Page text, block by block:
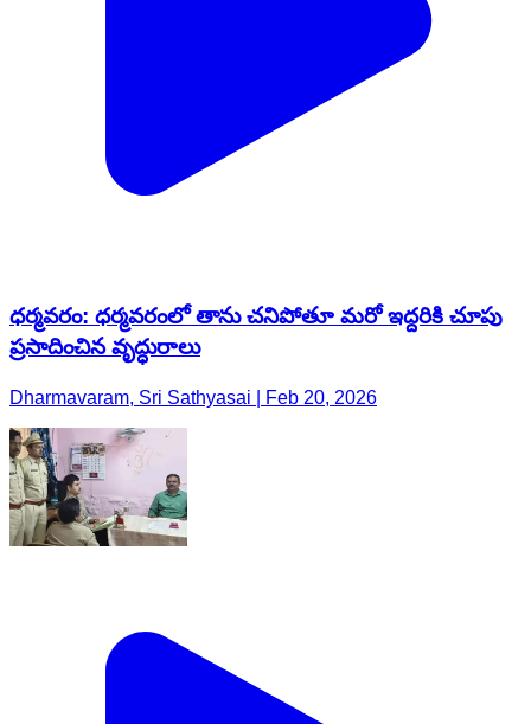
ధర్మవరం: ధర్మవరంలో తాను చనిపోతూ మరో ఇద్దరికి చూపు
ప్రసాదించిన వృద్ధురాలు
Dharmavaram, Sri Sathyasai | Feb 20, 2026